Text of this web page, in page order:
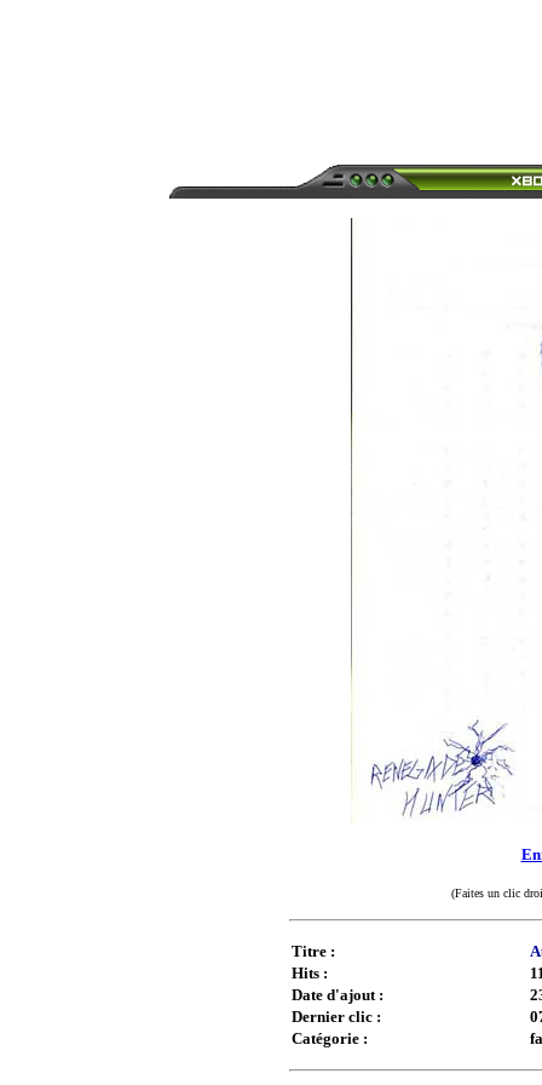
(Faites un clic
Titre :
Hits :
Date d'ajout :
Dernier clic :
Catégorie :